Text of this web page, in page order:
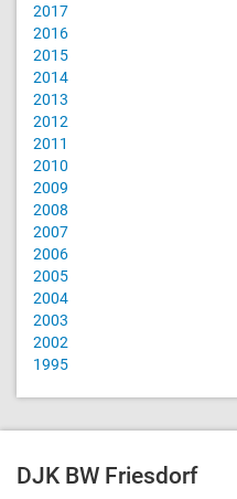
2017
2016
2015
2014
2013
2012
2011
2010
2009
2008
2007
2006
2005
2004
2003
2002
1995
DJK BW Friesdorf